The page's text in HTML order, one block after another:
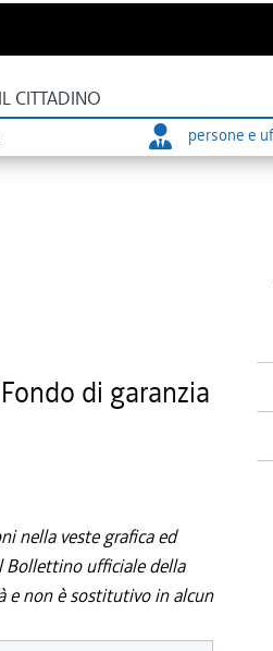
IL CITTADINO
persone e
di garanzia
nella veste grafica ed
Bollettino ufficiale della
e non è sostitutivo in alcun